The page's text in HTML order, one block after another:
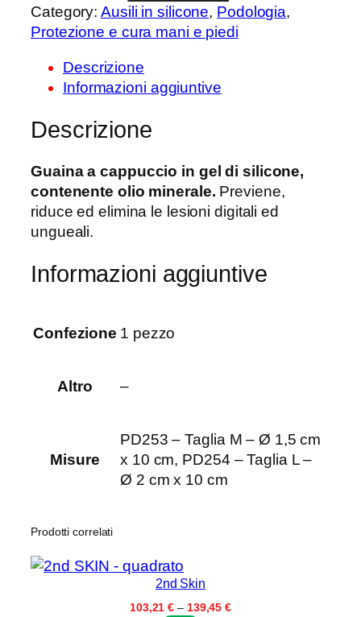
o
t
n
d
i
t
a
c
c
Category:Ausili in silicone, Podologia
Protezione e cura mani e piedi
Descrizione
Informazioni aggiuntive
Descrizione
Guaina a cappuccio in gel di silicone,
contenente olio minerale. Previene,
riduce ed elimina le lesioni digitali ed
ungueali.
Informazioni aggiuntive
Confezione 1 pezzo
Altro –
Misure
PD253 – Taglia M – Ø 1,5 cm
x 10 cm, PD254 – Taglia L –
Ø 2 cm x 10 cm
Prodotti correlati
2nd Skin
103,21€ – 139,45€Fascia